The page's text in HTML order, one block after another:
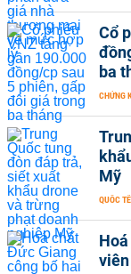
Cổ
ba
CHỨNG
Mỹ
QUỐC TẾ